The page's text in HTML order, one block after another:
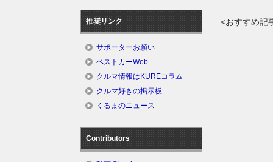
<おすすめ記
推奨リンク
サポーターお願い
ベストカーWeb
クルマ情報はKUREコラム
クルマ好きの掲示板
くるまのニュース
Contributors